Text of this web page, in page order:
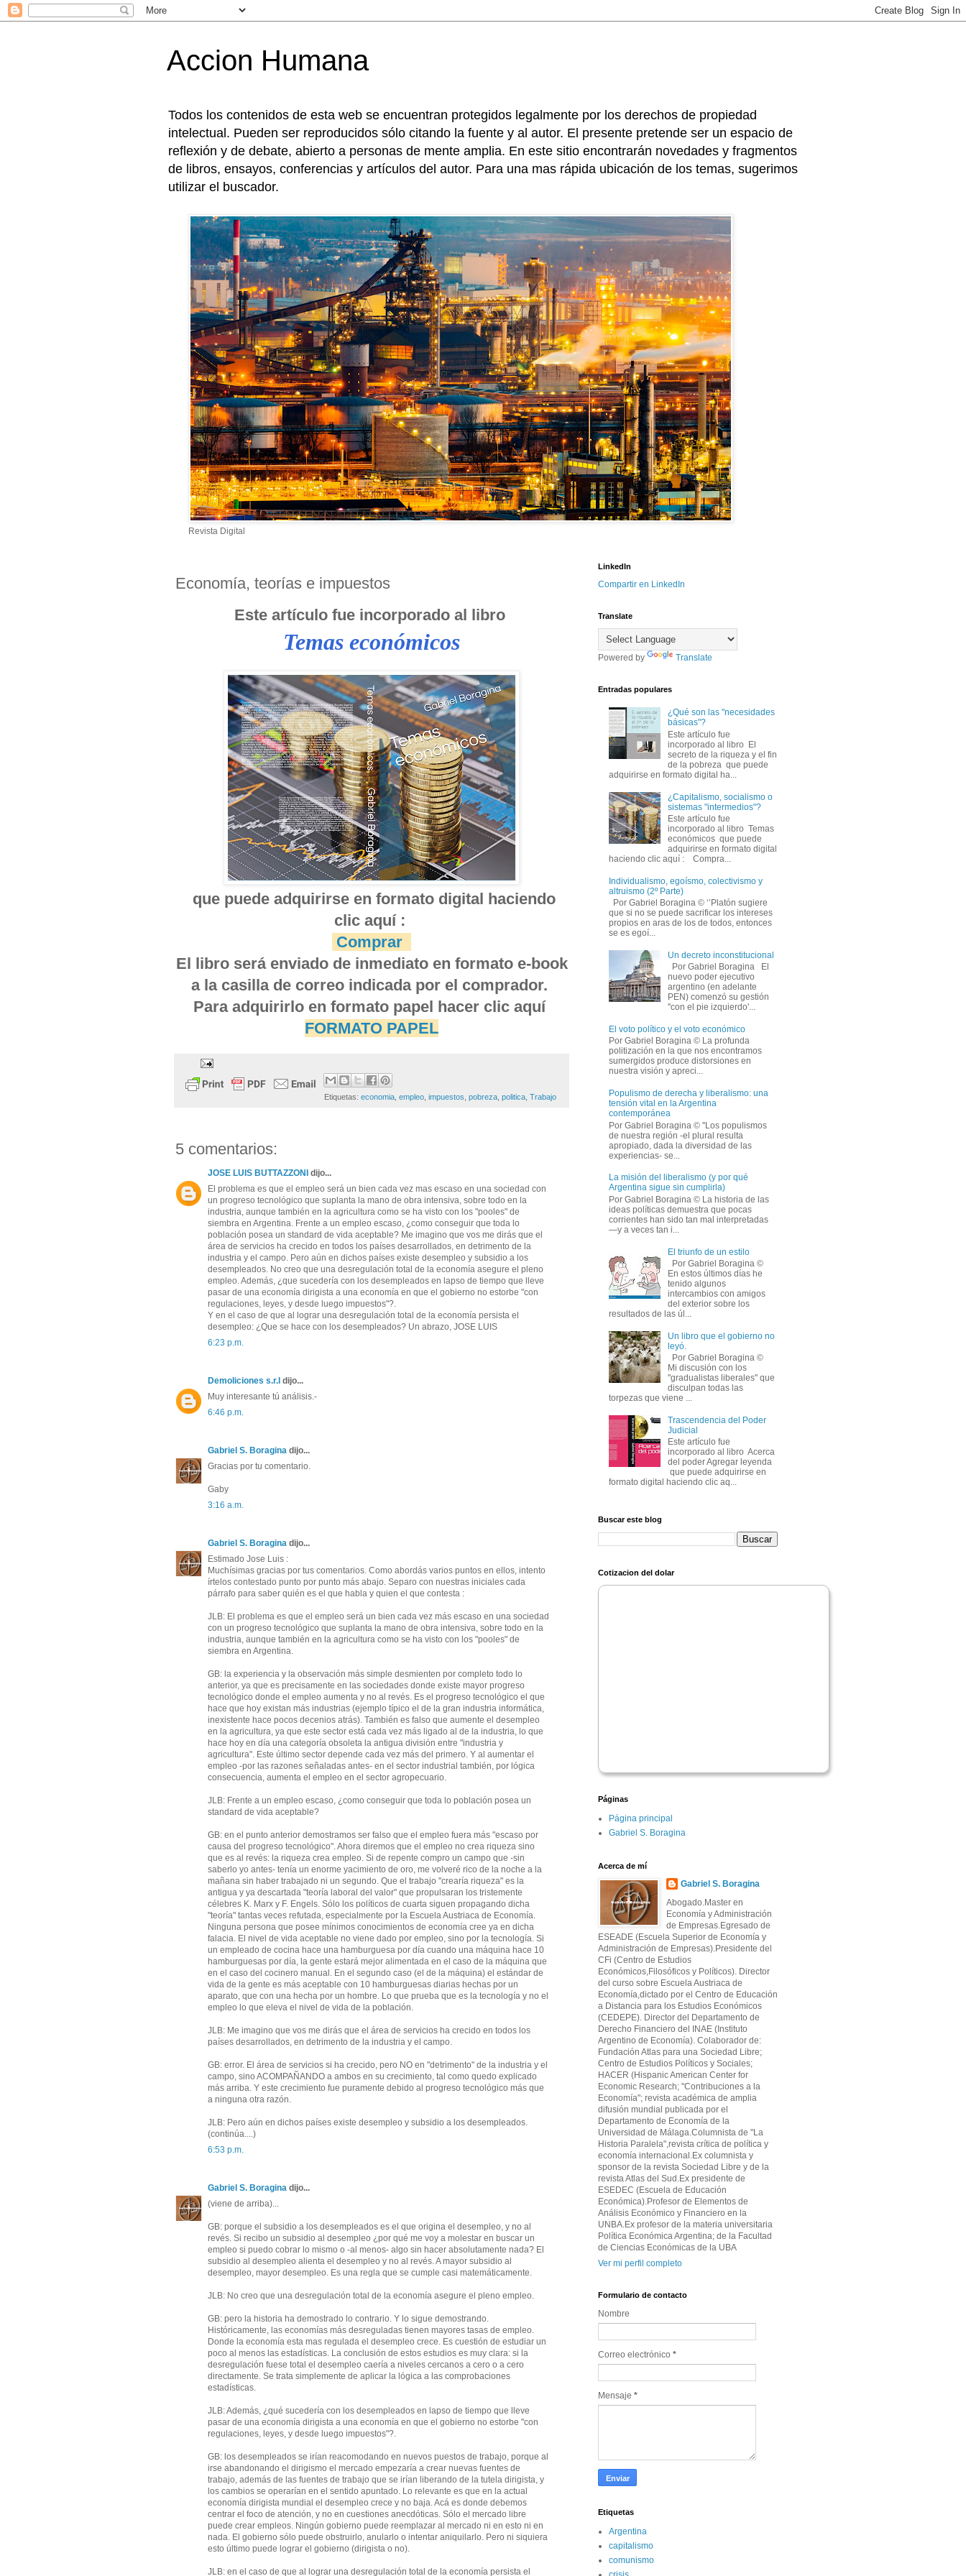
Accion Humana
Todos los contenidos de esta web se encuentran protegidos legalmente por los derechos de propiedad
intelectual. Pueden ser reproducidos sólo citando la fuente y al autor. El presente pretende ser un espacio de
reflexión y de debate, abierto a personas de mente amplia. En este sitio encontrarán novedades y fragmentos
de libros, ensayos, conferencias y artículos del autor. Para una mas rápida ubicación de los temas, sugerimos
utilizar el buscador.
Revista Digital
Economía, teorías e impuestos
Este artículo fue incorporado al libro
Temas económicos
que puede adquirirse en formato digital haciendo
clic aquí :
Comprar
El libro será enviado de inmediato en formato e-book
a la casilla de correo indicada por el comprador.
Para adquirirlo en formato papel hacer clic aquí
FORMATO PAPEL
Etiquetas: economia ,empleo ,impuestos ,pobreza ,politica ,Trabajo
5 comentarios:
JOSE LUIS BUTTAZZONI dijo...
El problema es que el empleo será un bien cada vez mas escaso en una sociedad con
un progreso tecnológico que suplanta la mano de obra intensiva, sobre todo en la
industria, aunque también en la agricultura como se ha visto con los "pooles" de
siembra en Argentina. Frente a un empleo escaso, ¿como conseguir que toda lo
población posea un standard de vida aceptable? Me imagino que vos me dirás que el
área de servicios ha crecido en todos los países desarrollados, en detrimento de la
industria y el campo. Pero aún en dichos países existe desempleo y subsidio a los
desempleados. No creo que una desregulación total de la economía asegure el pleno
empleo. Además, ¿que sucedería con los desempleados en lapso de tiempo que lleve
pasar de una economía dirigista a una economía en que el gobierno no estorbe "con
regulaciones, leyes, y desde luego impuestos"?.
Y en el caso de que al lograr una desregulación total de la economía persista el
desempleo: ¿Que se hace con los desempleados? Un abrazo, JOSE LUIS
6:23 p.m.
Demoliciones s.r.l dijo...
Muy interesante tú análisis.-
6:46 p.m.
Gabriel S. Boragina dijo...
Gracias por tu comentario.
Gaby
3:16 a.m.
Gabriel S. Boragina dijo...
Estimado Jose Luis :
Muchísimas gracias por tus comentarios. Como abordás varios puntos en ellos, intento
írtelos contestado punto por punto más abajo. Separo con nuestras iniciales cada
párrafo para saber quién es el que habla y quien el que contesta :
JLB: El problema es que el empleo será un bien cada vez más escaso en una sociedad
con un progreso tecnológico que suplanta la mano de obra intensiva, sobre todo en la
industria, aunque también en la agricultura como se ha visto con los "pooles" de
siembra en Argentina.
GB: la experiencia y la observación más simple desmienten por completo todo lo
anterior, ya que es precisamente en las sociedades donde existe mayor progreso
tecnológico donde el empleo aumenta y no al revés. Es el progreso tecnológico el que
hace que hoy existan más industrias (ejemplo típico el de la gran industria informática,
inexistente hace pocos decenios atrás). También es falso que aumente el desempleo
en la agricultura, ya que este sector está cada vez más ligado al de la industria, lo que
hace hoy en día una categoría obsoleta la antigua división entre "industria y
agricultura". Este último sector depende cada vez más del primero. Y al aumentar el
empleo -por las razones señaladas antes- en el sector industrial también, por lógica
consecuencia, aumenta el empleo en el sector agropecuario.
JLB: Frente a un empleo escaso, ¿como conseguir que toda lo población posea un
standard de vida aceptable?
GB: en el punto anterior demostramos ser falso que el empleo fuera más "escaso por
causa del progreso tecnológico". Ahora diremos que el empleo no crea riqueza sino
que es al revés: la riqueza crea empleo. Si de repente compro un campo que -sin
saberlo yo antes- tenía un enorme yacimiento de oro, me volveré rico de la noche a la
mañana sin haber trabajado ni un segundo. Que el trabajo "crearía riqueza" es la
antigua y ya descartada "teoría laboral del valor" que propulsaran los tristemente
célebres K. Marx y F. Engels. Sólo los políticos de cuarta siguen propagando dicha
"teoría" tantas veces refutada, especialmente por la Escuela Austriaca de Economía.
Ninguna persona que posee mínimos conocimientos de economía cree ya en dicha
falacia. El nivel de vida aceptable no viene dado por empleo, sino por la tecnología. Si
un empleado de cocina hace una hamburguesa por día cuando una máquina hace 10
hamburguesas por día, la gente estará mejor alimentada en el caso de la máquina que
en el caso del cocinero manual. En el segundo caso (el de la máquina) el estándar de
vida de la gente es más aceptable con 10 hamburguesas diarias hechas por un
aparato, que con una hecha por un hombre. Lo que prueba que es la tecnología y no el
empleo lo que eleva el nivel de vida de la población.
JLB: Me imagino que vos me dirás que el área de servicios ha crecido en todos los
países desarrollados, en detrimento de la industria y el campo.
GB: error. El área de servicios si ha crecido, pero NO en "detrimento" de la industria y el
campo, sino ACOMPAÑANDO a ambos en su crecimiento, tal como quedo explicado
más arriba. Y este crecimiento fue puramente debido al progreso tecnológico más que
a ninguna otra razón.
JLB: Pero aún en dichos países existe desempleo y subsidio a los desempleados.
(continúa....)
6:53 p.m.
Gabriel S. Boragina dijo...
(viene de arriba)...
GB: porque el subsidio a los desempleados es el que origina el desempleo, y no al
revés. Si recibo un subsidio al desempleo ¿por qué me voy a molestar en buscar un
empleo si puedo cobrar lo mismo o -al menos- algo sin hacer absolutamente nada? El
subsidio al desempleo alienta el desempleo y no al revés. A mayor subsidio al
desempleo, mayor desempleo. Es una regla que se cumple casi matemáticamente.
JLB: No creo que una desregulación total de la economía asegure el pleno empleo.
GB: pero la historia ha demostrado lo contrario. Y lo sigue demostrando.
Históricamente, las economías más desreguladas tienen mayores tasas de empleo.
Donde la economía esta mas regulada el desempleo crece. Es cuestión de estudiar un
poco al menos las estadísticas. La conclusión de estos estudios es muy clara: si la
desregulación fuese total el desempleo caería a niveles cercanos a cero o a cero
directamente. Se trata simplemente de aplicar la lógica a las comprobaciones
estadísticas.
JLB: Además, ¿qué sucedería con los desempleados en lapso de tiempo que lleve
pasar de una economía dirigista a una economía en que el gobierno no estorbe "con
regulaciones, leyes, y desde luego impuestos"?.
GB: los desempleados se irían reacomodando en nuevos puestos de trabajo, porque al
irse abandonando el dirigismo el mercado empezaría a crear nuevas fuentes de
trabajo, además de las fuentes de trabajo que se irían liberando de la tutela dirigista, y
los cambios se operarían en el sentido apuntado. Lo relevante es que en la actual
economía dirigista mundial el desempleo crece y no baja. Acá es donde debemos
centrar el foco de atención, y no en cuestiones anecdóticas. Sólo el mercado libre
puede crear empleos. Ningún gobierno puede reemplazar al mercado ni en esto ni en
nada. El gobierno sólo puede obstruirlo, anularlo o intentar aniquilarlo. Pero ni siquiera
esto último puede lograr el gobierno (dirigista o no).
JLB: en el caso de que al lograr una desregulación total de la economía persista el
LinkedIn
Compartir en LinkedIn
Translate
Powered by Translate
Entradas populares
¿Qué son las "necesidades
básicas"?
Este artículo fue
incorporado al libro El
secreto de la riqueza y el fin
de la pobreza que puede
adquirirse en formato digital ha...
¿Capitalismo, socialismo o
sistemas "intermedios"?
Este artículo fue
incorporado al libro Temas
económicos que puede
adquirirse en formato digital
haciendo clic aquí : Compra...
Individualismo, egoísmo, colectivismo y
altruismo (2º Parte)
Por Gabriel Boragina © ‘’Platón sugiere
que si no se puede sacrificar los intereses
propios en aras de los de todos, entonces
se es egoí...
Un decreto inconstitucional
Por Gabriel Boragina El
nuevo poder ejecutivo
argentino (en adelante
PEN) comenzó su gestión
''con el pie izquierdo'...
El voto político y el voto económico
Por Gabriel Boragina © La profunda
politización en la que nos encontramos
sumergidos produce distorsiones en
nuestra visión y apreci...
Populismo de derecha y liberalismo: una
tensión vital en la Argentina
contemporánea
Por Gabriel Boragina © ''Los populismos
de nuestra región -el plural resulta
apropiado, dada la diversidad de las
experiencias- se...
La misión del liberalismo (y por qué
Argentina sigue sin cumplirla)
Por Gabriel Boragina © La historia de las
ideas políticas demuestra que pocas
corrientes han sido tan mal interpretadas
—y a veces tan i...
El triunfo de un estilo
Por Gabriel Boragina ©
En estos últimos días he
tenido algunos
intercambios con amigos
del exterior sobre los
resultados de las úl...
Un libro que el gobierno no
leyó.
Por Gabriel Boragina ©
Mi discusión con los
''gradualistas liberales'' que
disculpan todas las
torpezas que viene ...
Trascendencia del Poder
Judicial
Este artículo fue
incorporado al libro Acerca
del poder Agregar leyenda
que puede adquirirse en
formato digital haciendo clic aq...
Buscar este blog
Cotizacion del dolar
Páginas
Página principal
Gabriel S. Boragina
Acerca de mí
Gabriel S. Boragina
Abogado.Master en
Economía y Administración
de Empresas.Egresado de
ESEADE (Escuela Superior de Economía y
Administración de Empresas).Presidente del
CFi (Centro de Estudios
Económicos,Filosóficos y Políticos). Director
del curso sobre Escuela Austriaca de
Economía,dictado por el Centro de Educación
a Distancia para los Estudios Económicos
(CEDEPE). Director del Departamento de
Derecho Financiero del INAE (Instituto
Argentino de Economía). Colaborador de:
Fundación Atlas para una Sociedad Libre;
Centro de Estudios Políticos y Sociales;
HACER (Hispanic American Center for
Economic Research; "Contribuciones a la
Economía"; revista académica de amplia
difusión mundial publicada por el
Departamento de Economía de la
Universidad de Málaga.Columnista de "La
Historia Paralela",revista crítica de política y
economía internacional.Ex columnista y
sponsor de la revista Sociedad Libre y de la
revista Atlas del Sud.Ex presidente de
ESEDEC (Escuela de Educación
Económica).Profesor de Elementos de
Análisis Económico y Financiero en la
UNBA.Ex profesor de la materia universitaria
Política Económica Argentina; de la Facultad
de Ciencias Económicas de la UBA
Ver mi perfil completo
Formulario de contacto
Nombre
Correo electrónico *
Mensaje *
Etiquetas
Argentina
capitalismo
comunismo